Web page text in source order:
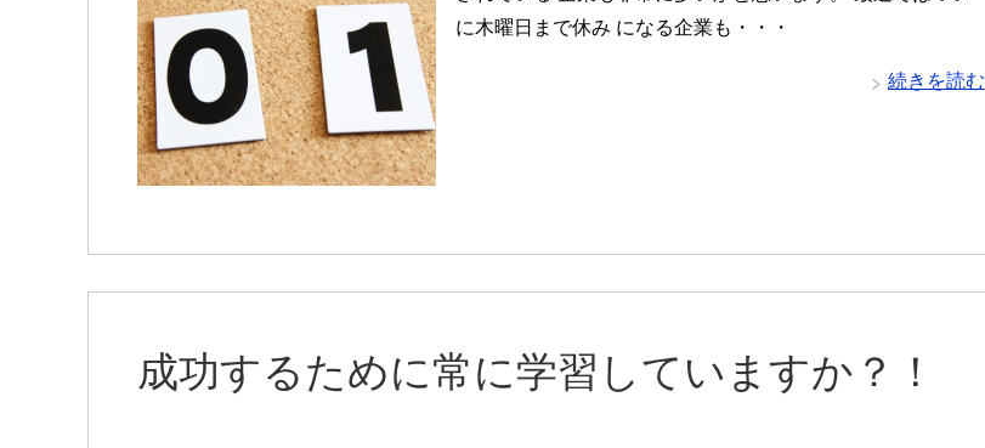
に木曜日まで休み になる企業も・・・
続きを読む
成功するために常に学習していますか？！